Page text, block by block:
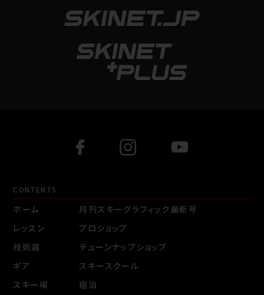
CONTENTS
ホーム
レッスン
技術選
ギア
スキー場
月刊スキーグラフィック最新号
プロショップ
チューンナップショップ
スキースクール
宿泊